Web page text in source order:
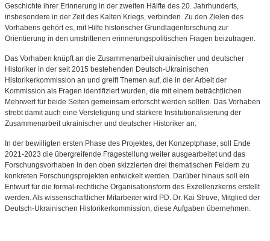
Geschichte ihrer Erinnerung in der zweiten Hälfte des 20. Jahrhunderts,
insbesondere in der Zeit des Kalten Kriegs, verbinden. Zu den Zielen des
Vorhabens gehört es, mit Hilfe historischer Grundlagenforschung zur
Orientierung in den umstrittenen erinnerungspolitischen Fragen beizutragen.
Das Vorhaben knüpft an die Zusammenarbeit ukrainischer und deutscher
Historiker in der seit 2015 bestehenden Deutsch-Ukrainischen
Historikerkommission an und greift Themen auf, die in der Arbeit der
Kommission als Fragen identifiziert wurden, die mit einem beträchtlichen
Mehrwert für beide Seiten gemeinsam erforscht werden sollten. Das Vorhaben
strebt damit auch eine Verstetigung und stärkere Institutionalisierung der
Zusammenarbeit ukrainischer und deutscher Historiker an.
In der bewilligten ersten Phase des Projektes, der Konzeptphase, soll Ende
2021-2023 die übergreifende Fragestellung weiter ausgearbeitet und das
Forschungsvorhaben in den oben skizzierten drei thematischen Feldern zu
konkreten Forschungsprojekten entwickelt werden. Darüber hinaus soll ein
Entwurf für die formal-rechtliche Organisationsform des Exzellenzkerns erstellt
werden. Als wissenschaftlicher Mitarbeiter wird PD. Dr. Kai Struve, Mitglied der
Deutsch-Ukrainischen Historikerkommission, diese Aufgaben übernehmen.